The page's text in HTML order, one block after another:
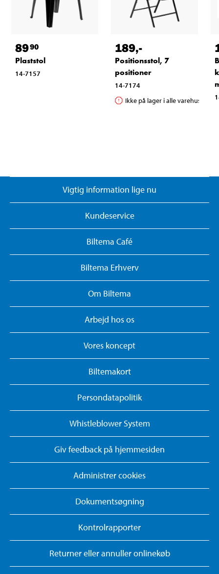
8990
Plaststol
14-7157
189,-
Positionsstol, 7
positioner
14-7174
Ikke på lager i alle varehuse
Vigtig information lige nu
Kundeservice
Biltema Café
Biltema Erhverv
Om Biltema
Arbejd hos os
Vores koncept
Biltemakort
Persondatapolitik
Whistleblower System
Giv feedback på hjemmesiden
Administrer cookies
Dokumentsøgning
Kontrolrapporter
Returner eller annuller onlinekøb